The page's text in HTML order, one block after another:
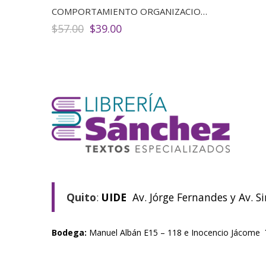
COMPORTAMIENTO ORGANIZACIONAL
$57.00 El
$39.00El
Quito: UIDE Av. Jórge Fernandes y Av.
Bodega: Manuel Albán E15 – 118 e Inocencio Jácome